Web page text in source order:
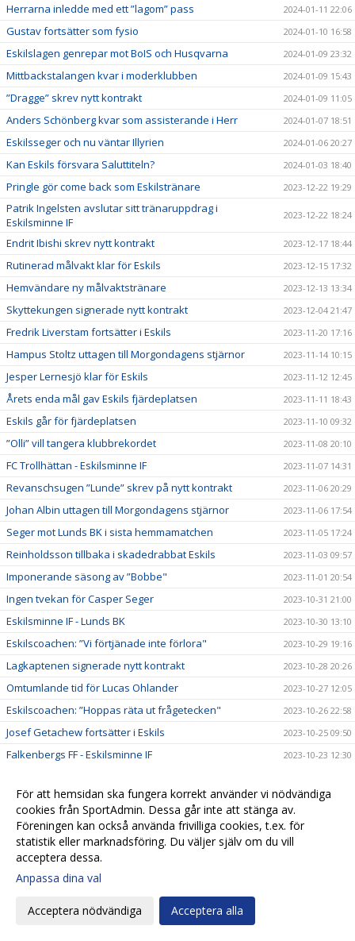
Herrarna inledde med ett ”lagom” pass 2024-01-11 22:06
Gustav fortsätter som fysio 2024-01-10 16:58
Eskilslagen genrepar mot BoIS och Husqvarna 2024-01-09 23:32
Mittbackstalangen kvar i moderklubben 2024-01-09 15:43
”Dragge” skrev nytt kontrakt 2024-01-09 11:05
Anders Schönberg kvar som assisterande i Herr 2024-01-07 18:51
Eskilsseger och nu väntar Illyrien 2024-01-06 20:27
Kan Eskils försvara Saluttiteln? 2024-01-03 18:40
Pringle gör come back som Eskilstränare 2023-12-22 19:29
Patrik Ingelsten avslutar sitt tränaruppdrag i
Eskilsminne IF
2023-12-22 18:24
Endrit Ibishi skrev nytt kontrakt 2023-12-17 18:44
Rutinerad målvakt klar för Eskils 2023-12-15 17:32
Hemvändare ny målvaktstränare 2023-12-13 13:34
Skyttekungen signerade nytt kontrakt 2023-12-04 21:47
Fredrik Liverstam fortsätter i Eskils 2023-11-20 17:16
Hampus Stoltz uttagen till Morgondagens stjärnor 2023-11-14 10:15
Jesper Lernesjö klar för Eskils 2023-11-12 12:45
Årets enda mål gav Eskils fjärdeplatsen 2023-11-11 18:43
Eskils går för fjärdeplatsen 2023-11-10 09:32
”Olli” vill tangera klubbrekordet 2023-11-08 20:10
FC Trollhättan - Eskilsminne IF 2023-11-07 14:31
Revanschsugen ”Lunde” skrev på nytt kontrakt 2023-11-06 20:29
Johan Albin uttagen till Morgondagens stjärnor 2023-11-06 17:54
Seger mot Lunds BK i sista hemmamatchen 2023-11-05 17:24
Reinholdsson tillbaka i skadedrabbat Eskils 2023-11-03 09:57
Imponerande säsong av ”Bobbe" 2023-11-01 20:54
Ingen tvekan för Casper Seger 2023-10-31 21:00
Eskilsminne IF - Lunds BK 2023-10-30 13:10
Eskilscoachen: ”Vi förtjänade inte förlora" 2023-10-29 19:16
Lagkaptenen signerade nytt kontrakt 2023-10-28 20:26
Omtumlande tid för Lucas Ohlander 2023-10-27 12:05
Eskilscoachen: ”Hoppas räta ut frågetecken" 2023-10-26 22:58
Josef Getachew fortsätter i Eskils 2023-10-25 09:50
Falkenbergs FF - Eskilsminne IF 2023-10-23 12:30
Eskilscoachen varnar för Ahlafors motivation 2023-10-20 11:36
Lamin Sarr: ”Nyttigt för mig att spela i Eskils" 2023-10-18 22:21
Eskilsminne IF - Ahlafors IF 2023-10-16 15:18
Eskils bröt förlustsviten
Eskilsminne IF - Tvååkers IF
Succédebut för 19-årige Amir men ny förlust
För att hemsidan ska fungera korrekt använder vi nödvändiga
cookies från SportAdmin. Dessa går inte att stänga av.
Föreningen kan också använda frivilliga cookies, t.ex. för
statistik eller marknadsföring. Du väljer själv om du vill
acceptera dessa.
Anpassa dina val
Acceptera nödvändiga Acceptera alla